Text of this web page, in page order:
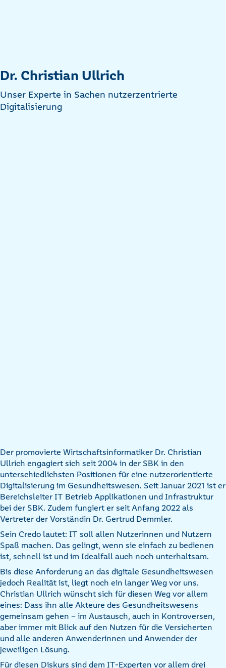
Dr. Christian Ullrich
Unser Experte in Sachen nutzerzentrierte
Digitalisierung
Der promovierte Wirtschaftsinformatiker Dr. Christian
Ullrich engagiert sich seit 2004 in der SBK in den
unterschiedlichsten Positionen für eine nutzerorientierte
Digitalisierung im Gesundheitswesen. Seit Januar 2021 ist er
Bereichsleiter IT Betrieb Applikationen und Infrastruktur
bei der SBK. Zudem fungiert er seit Anfang 2022 als
Vertreter der Vorständin Dr. Gertrud Demmler.
Sein Credo lautet: IT soll allen Nutzerinnen und Nutzern
Spaß machen. Das gelingt, wenn sie einfach zu bedienen
ist, schnell ist und im Idealfall auch noch unterhaltsam.
Bis diese Anforderung an das digitale Gesundheitswesen
jedoch Realität ist, liegt noch ein langer Weg vor uns.
Christian Ullrich wünscht sich für diesen Weg vor allem
eines: Dass ihn alle Akteure des Gesundheitswesens
gemeinsam gehen - im Austausch, auch in Kontroversen,
aber immer mit Blick auf den Nutzen für die Versicherten
und alle anderen Anwenderinnen und Anwender der
jeweiligen Lösung.
Für diesen Diskurs sind dem IT-Experten vor allem drei